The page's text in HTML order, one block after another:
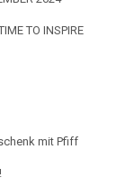
TO INSPIRE
mit Pfiff